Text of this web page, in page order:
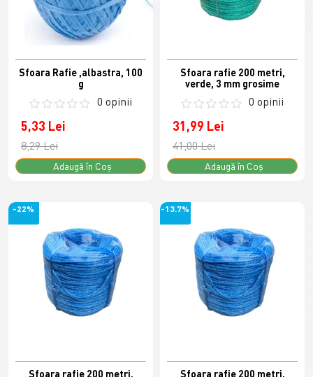
Sfoara Rafie ,albastra, 100
g
0 opinii
5,33 Lei
8,29 Lei
Adaugă în Coş
Sfoara rafie 200 metri,
verde, 3 mm grosime
0 opinii
31,99 Lei
41,00 Lei
Adaugă în Coş
-22%
Sfoara rafie 200 metri,
-13.7%
Sfoara rafie 200 metri,